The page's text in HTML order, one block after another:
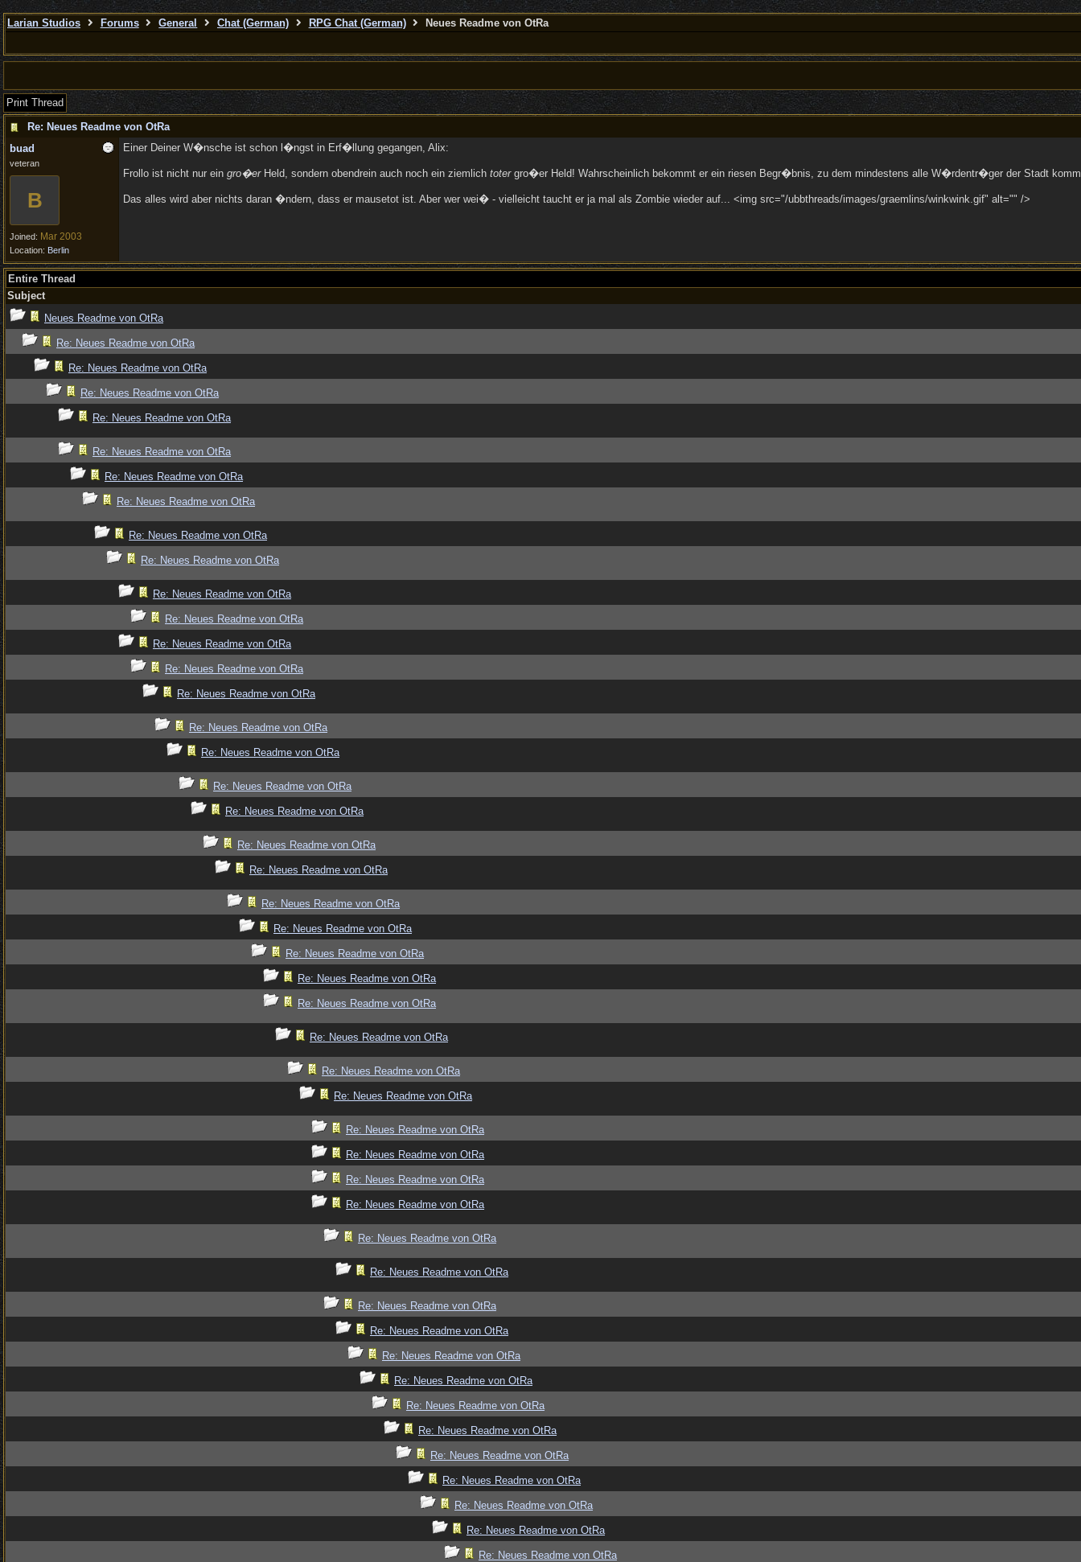
Larian Studios Forums General Chat (German) RPG Chat (German) Neues Readme von OtRa
Print Thread
Re: Neues Readme von OtRa
buad
veteran
B
Joined: Mar 2003
Location: Berlin
Einer Deiner W�nsche ist schon l�ngst in Erf�llung gegangen, Alix:
Frollo ist nicht nur ein gro�erHeld, sondern obendrein auch noch ein ziemlich totergro�er Held! Wahrscheinlich bekommt er ein riesen Begr�bnis, zu dem mindestens alle W�rdentr�ger der Stadt
Das alles wird aber nichts daran �ndern, dass er mausetot ist. Aber wer wei� - vielleicht taucht er ja mal als Zombie wieder auf... <img src="/ubbthreads/images/graemlins/winkwink.gif" alt="" />
Entire Thread
Subject
Neues Readme von OtRa
Re: Neues Readme von OtRa
Re: Neues Readme von OtRa
Re: Neues Readme von OtRa
Re: Neues Readme von OtRa
Re: Neues Readme von OtRa
Re: Neues Readme von OtRa
Re: Neues Readme von OtRa
Re: Neues Readme von OtRa
Re: Neues Readme von OtRa
Re: Neues Readme von OtRa
Re: Neues Readme von OtRa
Re: Neues Readme von OtRa
Re: Neues Readme von OtRa
Re: Neues Readme von OtRa
Re: Neues Readme von OtRa
Re: Neues Readme von OtRa
Re: Neues Readme von OtRa
Re: Neues Readme von OtRa
Re: Neues Readme von OtRa
Re: Neues Readme von OtRa
Re: Neues Readme von OtRa
Re: Neues Readme von OtRa
Re: Neues Readme von OtRa
Re: Neues Readme von OtRa
Re: Neues Readme von OtRa
Re: Neues Readme von OtRa
Re: Neues Readme von OtRa
Re: Neues Readme von OtRa
Re: Neues Readme von OtRa
Re: Neues Readme von OtRa
Re: Neues Readme von OtRa
Re: Neues Readme von OtRa
Re: Neues Readme von OtRa
Re: Neues Readme von OtRa
Re: Neues Readme von OtRa
Re: Neues Readme von OtRa
Re: Neues Readme von OtRa
Re: Neues Readme von OtRa
Re: Neues Readme von OtRa
Re: Neues Readme von OtRa
Re: Neues Readme von OtRa
Re: Neues Readme von OtRa
Re: Neues Readme von OtRa
Re: Neues Readme von OtRa
Re: Neues Readme von OtRa